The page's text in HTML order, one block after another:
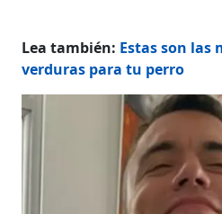
Lea también: Estas son las
verduras para tu perro